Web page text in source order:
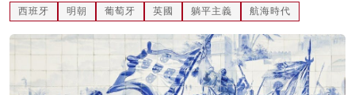
關於我們
西班牙 明朝 葡萄牙 英國 躺平主義 航海時代